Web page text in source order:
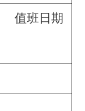
值班日期